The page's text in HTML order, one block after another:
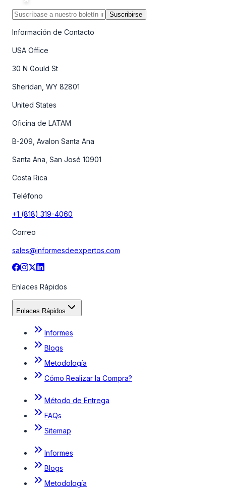
Suscribirse
Información de Contacto
USA Office
30 N Gould St
Sheridan, WY 82801
United States
Oficina de LATAM
B-209, Avalon Santa Ana
Santa Ana, San José 10901
Costa Rica
Teléfono
+1 (818) 319-4060
Correo
sales@informesdeexpertos.com
Enlaces Rápidos
Enlaces Rápidos
Informes
Blogs
Metodología
Cómo Realizar la Compra?
Método de Entrega
FAQs
Sitemap
Informes
Blogs
Metodología